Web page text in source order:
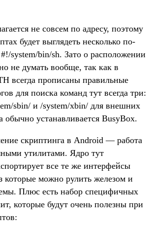
не совсем по адресу, поэтому
будет выглядеть несколько по-
system/bin/sh. Зато о расположении
не думать вообще, так как в
всегда прописаны правильные
для поиска команд тут всегда три:
sbin/ и /system/xbin/ для внешних
обычно устанавливается BusyBox.
скриптинга в Android — работа
утилитами. Ядро тут
все те же интерфейсы
которые можно рулить железом и
Плюс есть набор специфичных
которые будут очень полезны при